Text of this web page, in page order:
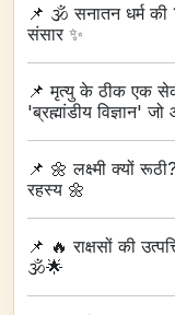
📌 🕉️ सनातन धर्म की
संसार ✨
📌मृत्यु के ठीक एक
'ब्रह्मांडीय विज्ञान'
📌 🌼 लक्ष्मी क्यों
रहस्य 🌼
📌 🔥 राक्षसों की
🕉️🌟